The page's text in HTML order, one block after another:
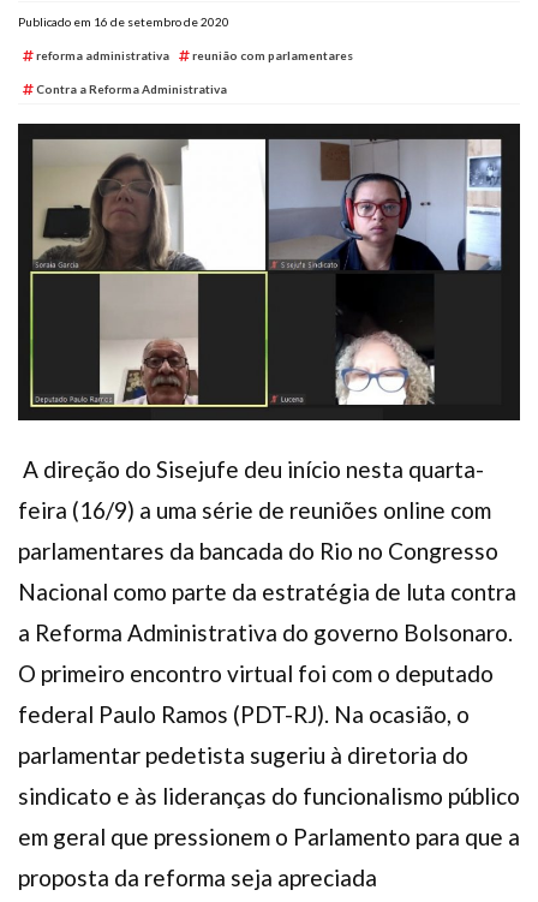
Publicado em 16 de setembro de 2020
reforma administrativa reunião com parlamentares
Contra a Reforma Administrativa
A direção do Sisejufe deu início nesta quarta-
feira (16/9) a uma série de reuniões online com
parlamentares da bancada do Rio no Congresso
Nacional como parte da estratégia de luta contra
a Reforma Administrativa do governo Bolsonaro.
O primeiro encontro virtual foi com o deputado
federal Paulo Ramos (PDT-RJ). Na ocasião, o
parlamentar pedetista sugeriu à diretoria do
sindicato e às lideranças do funcionalismo público
em geral que pressionem o Parlamento para que a
proposta da reforma seja apreciada
FacebookInstagramTwitter